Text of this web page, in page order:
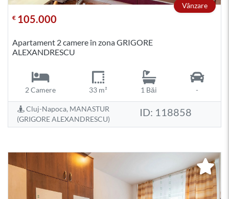
Vânzare
€ 105.000
Apartament 2 camere în zona GRIGORE
ALEXANDRESCU
2 Camere 33 m² 1 Băi -
Cluj-Napoca, MANASTUR
(GRIGORE ALEXANDRESCU)
ID: 118858